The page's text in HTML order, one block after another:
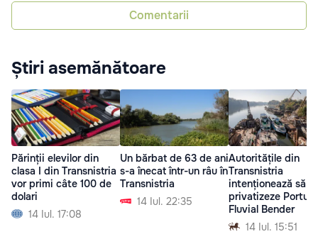
Comentarii
Știri asemănătoare
Părinții elevilor din
clasa I din Transnistria
vor primi câte 100 de
dolari
14 Iul. 17:08
Un bărbat de 63 de ani
s-a înecat într-un râu în
Transnistria
14 Iul. 22:35
Autoritățile din
Transnistria
intenționează să
privatizeze Portul
Fluvial Bender
14 Iul. 15:51